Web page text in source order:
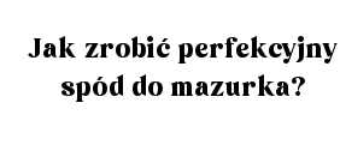
Jak zrobić perfekcyjny
spód do mazurka?